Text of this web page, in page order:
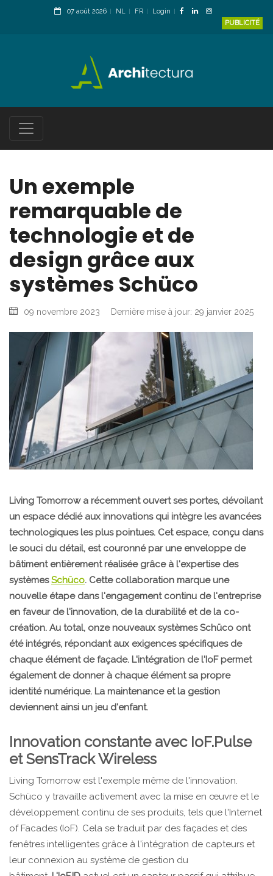
07 août 2026 NL FR
Login
PUBLICITÉ
Un exemple
remarquable de
technologie et de
design grâce aux
systèmes Schüco
09 novembre 2023 Dernière mise à jour: 29 janvier 2025
Living Tomorrow a récemment ouvert ses portes, dévoilant
un espace dédié aux innovations qui intègre les avancées
technologiques les plus pointues. Cet espace, conçu dans
le souci du détail, est couronné par une enveloppe de
bâtiment entièrement réalisée grâce à l'expertise des
systèmesSchüco. Cette collaboration marque une
nouvelle étape dans l'engagement continu de l'entreprise
en faveur de l'innovation, de la durabilité et de la co-
création. Au total, onze nouveaux systèmes Schüco ont
été intégrés, répondant aux exigences spécifiques de
chaque élément de façade. L'intégration de l'IoF permet
également de donner à chaque élément sa propre
identité numérique. La maintenance et la gestion
deviennent ainsi un jeu d'enfant.
Innovation constante avec IoF.Pulse
et SensTrack Wireless
Living Tomorrow est l'exemple même de l'innovation.
Schüco y travaille activement avec la mise en œuvre et le
développement continu de ses produits, tels que l'Internet
of Facades (IoF). Cela se traduit par des façades et des
fenêtres intelligentes grâce à l'intégration de capteurs et
leur connexion au système de gestion du